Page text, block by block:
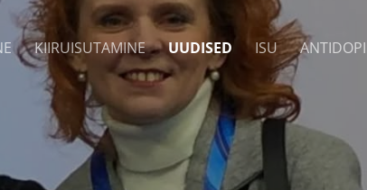
KIIRUISUTAMINE UUDISED ISU